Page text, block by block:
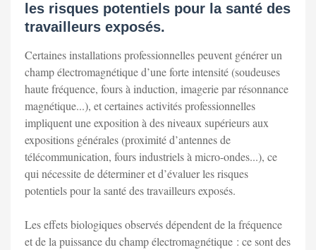
les risques potentiels pour la santé des
travailleurs exposés.
Certaines installations professionnelles peuvent générer un
champ électromagnétique d’une forte intensité (soudeuses
haute fréquence, fours à induction, imagerie par résonnance
magnétique...), et certaines activités professionnelles
impliquent une exposition à des niveaux supérieurs aux
expositions générales (proximité d’antennes de
télécommunication, fours industriels à micro-ondes...), ce
qui nécessite de déterminer et d’évaluer les risques
potentiels pour la santé des travailleurs exposés.
Les effets biologiques observés dépendent de la fréquence
et de la puissance du champ électromagnétique : ce sont des